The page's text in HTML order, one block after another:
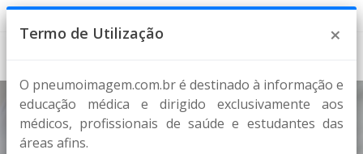
METÁSTASES DE CÂNCER DE
×
Termo de Utilização
O pneumoimagem.com.br é destinado à informação e
educação médica e dirigido exclusivamente aos
médicos, profissionais de saúde e estudantes das
áreas afins.